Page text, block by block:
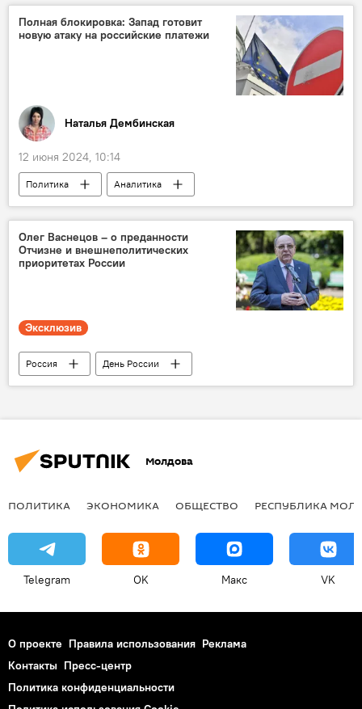
Полная блокировка: Запад готовит
новую атаку на российские платежи
Наталья Дембинская
12 июня 2024, 10:14
Политика Аналитика
Олег Васнецов – о преданности
Отчизне и внешнеполитических
приоритетах России
Эксклюзив
Россия
День России
Олег Васнецов
Молдова
ПОЛИТИКА ЭКОНОМИКА ОБЩЕСТВО РЕСПУБЛИКА
Telegram OK Макс VK
О проекте Правила использования Реклама
Контакты Пресс-центр
Политика конфиденциальности